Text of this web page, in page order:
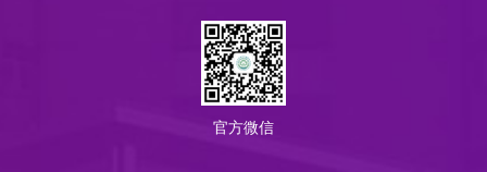
官方微信